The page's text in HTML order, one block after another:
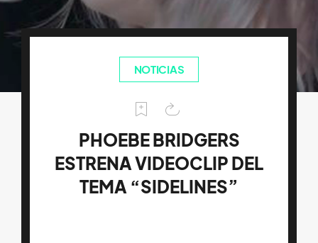
NOTICIAS
PHOEBE BRIDGERS
ESTRENA VIDEOCLIP DEL
TEMA “SIDELINES”